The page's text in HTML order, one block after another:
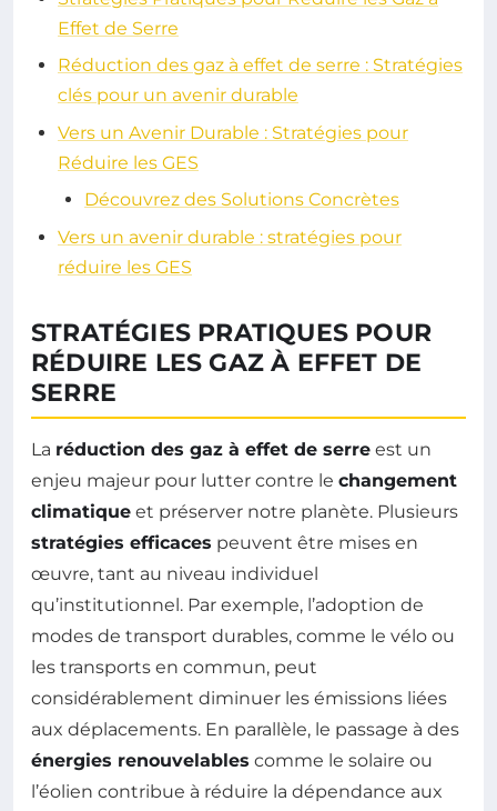
Effet de Serre
Réduction des gaz à effet de serre : Stratégies
clés pour un avenir durable
Vers un Avenir Durable : Stratégies pour
Réduire les GES
Découvrez des Solutions Concrètes
Vers un avenir durable : stratégies pour
réduire les GES
STRATÉGIES PRATIQUES POUR
RÉDUIRE LES GAZ À EFFET DE
SERRE
La réduction des gaz à effet de serre est un
enjeu majeur pour lutter contre le changement
climatique et préserver notre planète. Plusieurs
stratégies efficaces peuvent être mises en
œuvre, tant au niveau individuel
qu’institutionnel. Par exemple, l’adoption de
modes de transport durables, comme le vélo ou
les transports en commun, peut
considérablement diminuer les émissions liées
aux déplacements. En parallèle, le passage à des
énergies renouvelables comme le solaire ou
l’éolien contribue à réduire la dépendance aux